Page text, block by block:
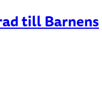
till Barnens